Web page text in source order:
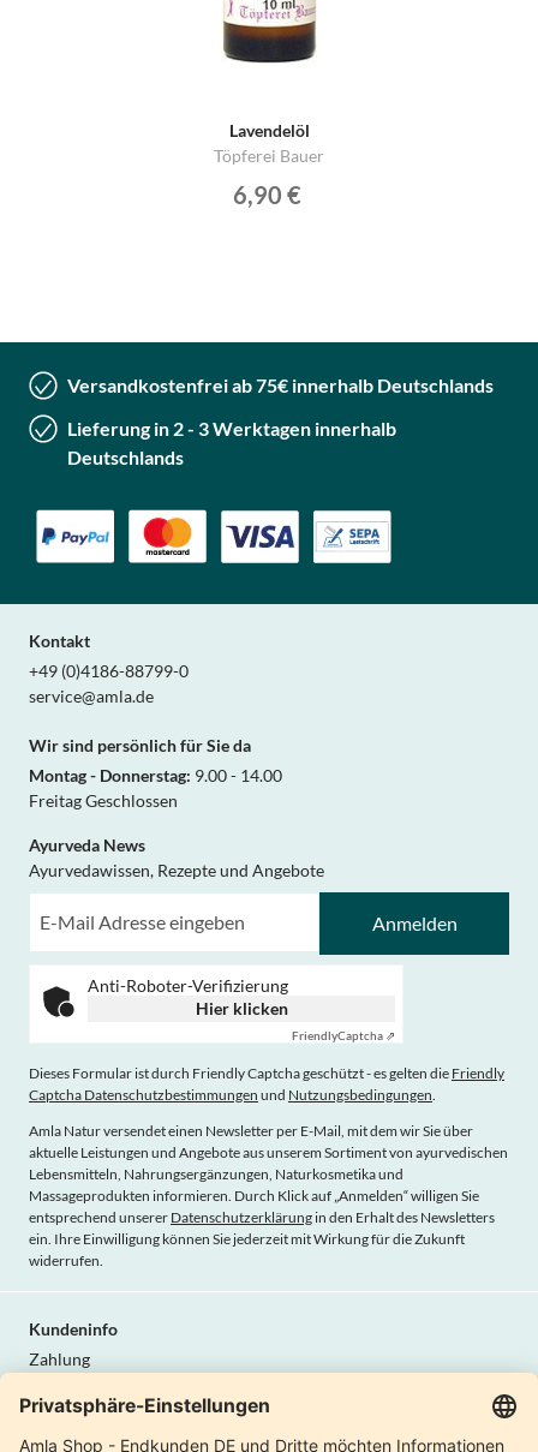
Lavendelöl
Töpferei Bauer
6,90 €
Versandkostenfrei ab 75€ innerhalb Deutschlands
Lieferung in 2 - 3 Werktagen innerhalb
Deutschlands
Kontakt
+49 (0)4186-88799-0
service@amla.de
Wir sind persönlich für Sie da
Montag - Donnerstag: 9.00 - 14.00
Freitag Geschlossen
Ayurveda News
Ayurvedawissen, Rezepte und Angebote
Anmelden
Anti-Roboter-Verifizierung
Hier klicken
FriendlyCaptcha ⇗
Dieses Formular ist durch Friendly Captcha geschützt - es gelten die Friendly
Captcha Datenschutzbestimmungen und Nutzungsbedingungen.
Amla Natur versendet einen Newsletter per E-Mail, mit dem wir Sie über
aktuelle Leistungen und Angebote aus unserem Sortiment von ayurvedischen
Lebensmitteln, Nahrungsergänzungen, Naturkosmetika und
Massageprodukten informieren. Durch Klick auf „Anmelden“ willigen Sie
entsprechend unserer Datenschutzerklärung in den Erhalt des Newsletters
ein. Ihre Einwilligung können Sie jederzeit mit Wirkung für die Zukunft
widerrufen.
Kundeninfo
Zahlung
AGB
Widerrufsrecht